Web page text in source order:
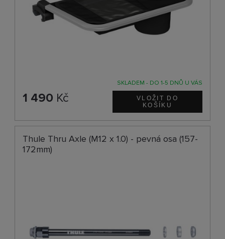
SKLADEM - DO 1-5 DNŮ U VÁS
1 490 Kč
Thule Thru Axle (M12 x 1.0) - pevná osa (157-
172mm)